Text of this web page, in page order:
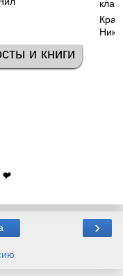
и книги
❤
›